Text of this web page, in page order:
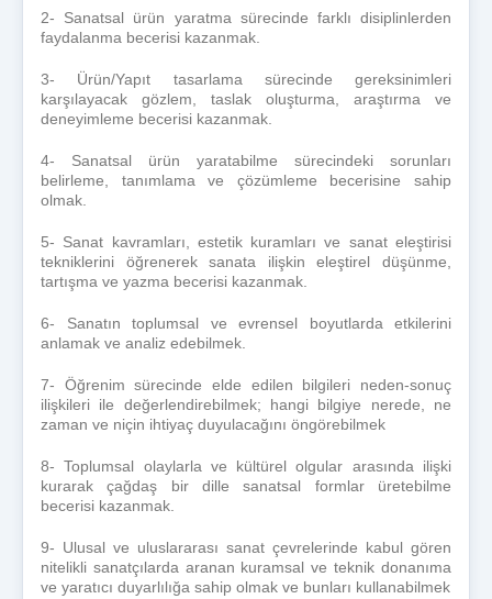
2- Sanatsal ürün yaratma sürecinde farklı disiplinlerden
faydalanma becerisi kazanmak.
3- Ürün/Yapıt tasarlama sürecinde gereksinimleri
karşılayacak gözlem, taslak oluşturma, araştırma ve
deneyimleme becerisi kazanmak.
4- Sanatsal ürün yaratabilme sürecindeki sorunları
belirleme, tanımlama ve çözümleme becerisine sahip
olmak.
5- Sanat kavramları, estetik kuramları ve sanat eleştirisi
tekniklerini öğrenerek sanata ilişkin eleştirel düşünme,
tartışma ve yazma becerisi kazanmak.
6- Sanatın toplumsal ve evrensel boyutlarda etkilerini
anlamak ve analiz edebilmek.
7- Öğrenim sürecinde elde edilen bilgileri neden-sonuç
ilişkileri ile değerlendirebilmek; hangi bilgiye nerede, ne
zaman ve niçin ihtiyaç duyulacağını öngörebilmek
8- Toplumsal olaylarla ve kültürel olgular arasında ilişki
kurarak çağdaş bir dille sanatsal formlar üretebilme
becerisi kazanmak.
9- Ulusal ve uluslararası sanat çevrelerinde kabul gören
nitelikli sanatçılarda aranan kuramsal ve teknik donanıma
ve yaratıcı duyarlılığa sahip olmak ve bunları kullanabilmek